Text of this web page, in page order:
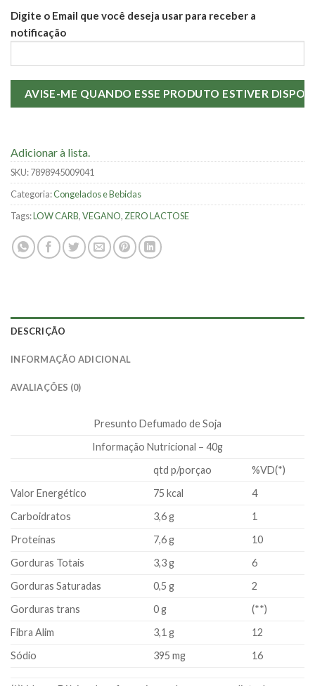
Digite o Email que você deseja usar para receber a
notificação
Adicionar à lista.
SKU:7898945009041
Categoria:Congelados e Bebidas
Tags:LOW CARB,VEGANO, ZERO LACTOSE
DESCRIÇÃO
INFORMAÇÃO ADICIONAL
AVALIAÇÕES (0)
Presunto Defumado de Soja
Informação Nutricional – 40g
qtd p/porçao
%VD(*)
Valor Energético
75 kcal
4
Carboidratos
3,6 g
1
Proteínas
7,6 g
10
Gorduras Totais
3,3 g
6
Gorduras Saturadas
0,5 g
2
Gorduras trans
0 g
(**)
Fibra Alim
3,1 g
12
Sódio
395 mg 16